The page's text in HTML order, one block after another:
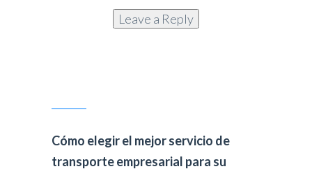
Cómo elegir el mejor servicio de
transporte empresarial para su